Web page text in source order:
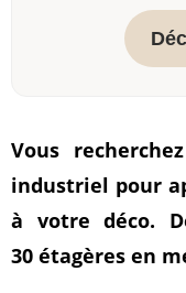
Vous
industriel pour
à votre déco.
30 étagères en